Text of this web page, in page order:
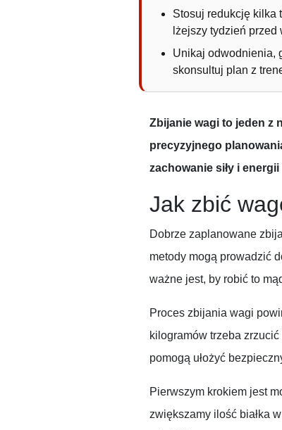
Stosuj redukcję kilka
lżejszy tydzień przed
Unikaj odwodnienia,
skonsultuj plan z
Zbijanie wagi to jeden z
precyzyjnego
zachowanie siły i
Jak zbić
Dobrze zaplanowane
metody mogą prowadzić
ważne jest, by robić to
Proces zbijania wagi
kilogramów trzeba
pomogą ułożyć
Pierwszym krokiem jest
zwiększamy ilość białka